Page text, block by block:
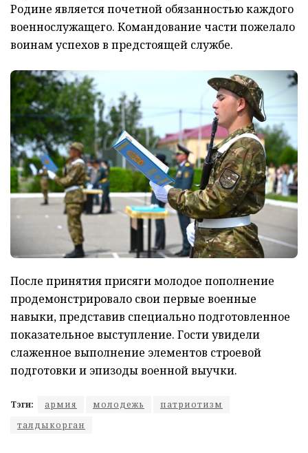
Родине является почетной обязанностью каждого
военнослужащего. Командование части пожелало
воинам успехов в предстоящей службе.
После принятия присяги молодое пополнение
продемонстрировало свои первые военные
навыки, представив специально подготовленное
показательное выступление. Гости увидели
слаженное выполнение элементов строевой
подготовки и эпизоды военной выучки.
Тэги: армия молодежь
патриотизм
талдыкорган